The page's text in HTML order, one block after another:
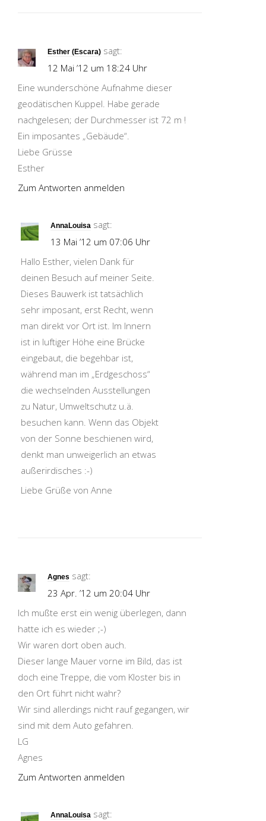
Esther (Escara) sagt:
12 Mai ’12 um 18:24 Uhr
Eine wunderschöne Aufnahme dieser
geodätischen Kuppel. Habe gerade
nachgelesen; der Durchmesser ist 72 m !
Ein imposantes „Gebäude“.
Liebe Grüsse
Esther
Zum Antworten anmelden
AnnaLouisa sagt:
13 Mai ’12 um 07:06 Uhr
Hallo Esther, vielen Dank für
deinen Besuch auf meiner Seite.
Dieses Bauwerk ist tatsächlich
sehr imposant, erst Recht, wenn
man direkt vor Ort ist. Im Innern
ist in luftiger Höhe eine Brücke
eingebaut, die begehbar ist,
während man im „Erdgeschoss“
die wechselnden Ausstellungen
zu Natur, Umweltschutz u.ä.
besuchen kann. Wenn das Objekt
von der Sonne beschienen wird,
denkt man unweigerlich an etwas
außerirdisches :-)
Liebe Grüße von Anne
Agnes sagt:
23 Apr. ’12 um 20:04 Uhr
Ich mußte erst ein wenig überlegen, dann
hatte ich es wieder ;-)
Wir waren dort oben auch.
Dieser lange Mauer vorne im Bild, das ist
doch eine Treppe, die vom Kloster bis in
den Ort führt nicht wahr?
Wir sind allerdings nicht rauf gegangen, wir
sind mit dem Auto gefahren.
LG
Agnes
Zum Antworten anmelden
AnnaLouisa sagt: